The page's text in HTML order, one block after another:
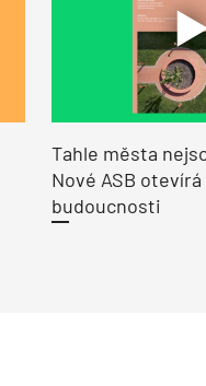
Tahle města
Nové ASB
budoucnosti